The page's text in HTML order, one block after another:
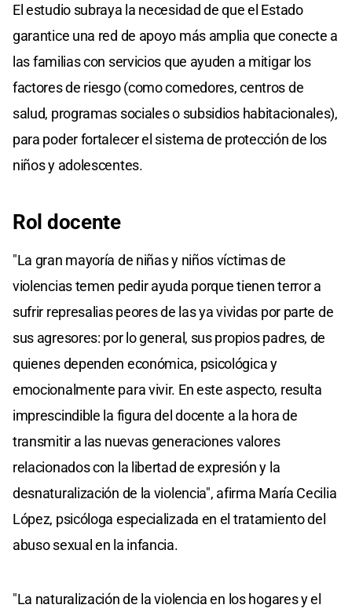
El estudio subraya la necesidad de que el Estado
garantice una red de apoyo más amplia que conecte a
las familias con servicios que ayuden a mitigar los
factores de riesgo (como comedores, centros de
salud, programas sociales o subsidios habitacionales),
para poder fortalecer el sistema de protección de los
niños y adolescentes.
Rol docente
"La gran mayoría de niñas y niños víctimas de
violencias temen pedir ayuda porque tienen terror a
sufrir represalias peores de las ya vividas por parte de
sus agresores: por lo general, sus propios padres, de
quienes dependen económica, psicológica y
emocionalmente para vivir. En este aspecto, resulta
imprescindible la figura del docente a la hora de
transmitir a las nuevas generaciones valores
relacionados con la libertad de expresión y la
desnaturalización de la violencia", afirma María Cecilia
López, psicóloga especializada en el tratamiento del
abuso sexual en la infancia.
"La naturalización de la violencia en los hogares y el